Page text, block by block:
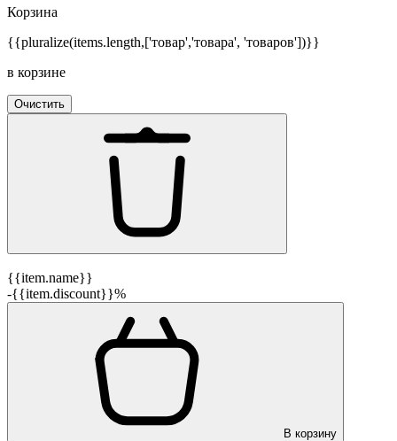
Корзина
{{pluralize(items.length,['товар','товара', 'товаров'])}}
в корзине
Очистить
{{item.name}}
-{{item.discount}}%
В корзину